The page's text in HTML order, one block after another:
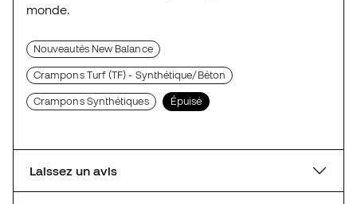
monde.
Nouveautés New Balance
Crampons Turf (TF) - Synthétique/Béton
Crampons Synthétiques Épuisé
Laissez un avis